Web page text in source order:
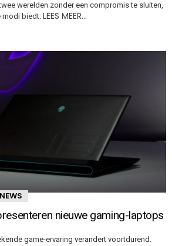
werelden zonder een compromis te sluiten,
modi biedt: LEES MEER…
nieuwe gaming-laptops
game-ervaring verandert voortdurend.